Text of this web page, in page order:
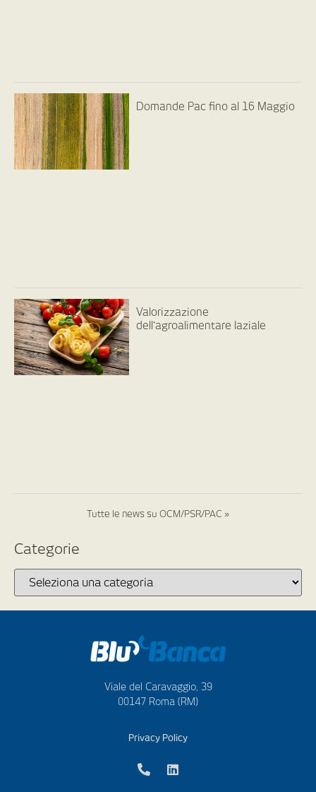
Domande Pac fino al 16 Maggio
Valorizzazione
dell’agroalimentare laziale
Tutte le news su OCM/PSR/PAC »
Categorie
Viale del Caravaggio, 39
00147 Roma (RM)
Privacy Policy